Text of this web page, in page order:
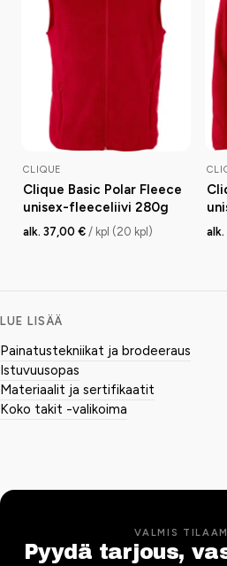
CLIQUE
Clique Basic Polar Fleece
unisex-fleeceliivi 280g
alk. 37,00 € / kpl (20 kpl)
LUE LISÄÄ
Painatustekniikat ja brodeeraus
Istuvuusopas
Materiaalit ja sertifikaatit
Koko takit -valikoima
VALMIS
Pyydä tarjous,